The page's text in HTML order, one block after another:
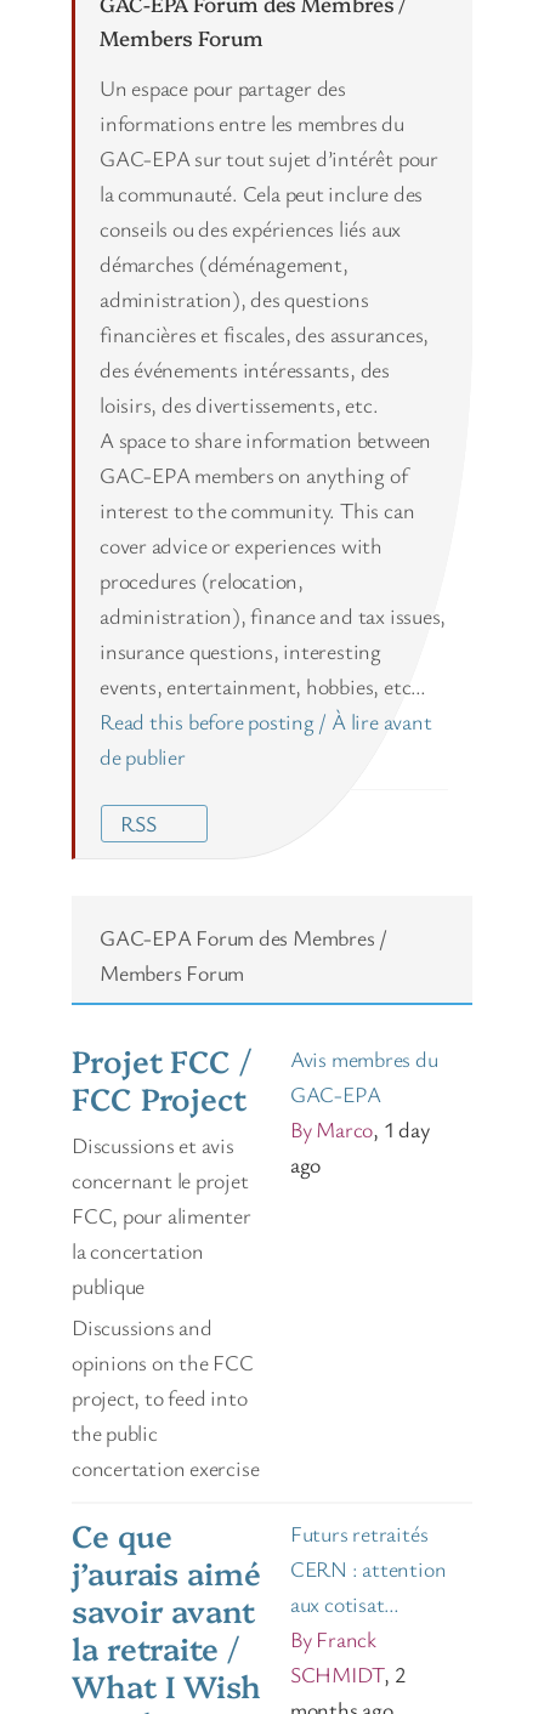
Members Forum
Un espace pour partager des
informations entre les membres du
GAC-EPA sur tout sujet d’intérêt pour
la communauté. Cela peut inclure des
conseils ou des expériences liés aux
démarches (déménagement,
administration), des questions
financières et fiscales, des assurances,
des événements intéressants, des
loisirs, des divertissements, etc.
A space to share information between
GAC-EPA members on anything of
interest to the community. This can
cover advice or experiences with
procedures (relocation,
administration), finance and tax issues,
insurance questions, interesting
events, entertainment, hobbies, etc…
Read this before posting / À lire avant
de publier
RSS
GAC-EPA Forum des Membres /
Members Forum
Projet FCC /
FCC Project
Discussions et avis
concernant le projet
FCC, pour alimenter
la concertation
publique
Discussions and
opinions on the FCC
project, to feed into
the public
concertation exercise
Avis membres du
GAC-EPA
By Marco, 1 day
ago
Ce que
j’aurais aimé
savoir avant
la retraite /
What I Wish
Futurs retraités
CERN : attention
aux cotisat…
By Franck
SCHMIDT, 2